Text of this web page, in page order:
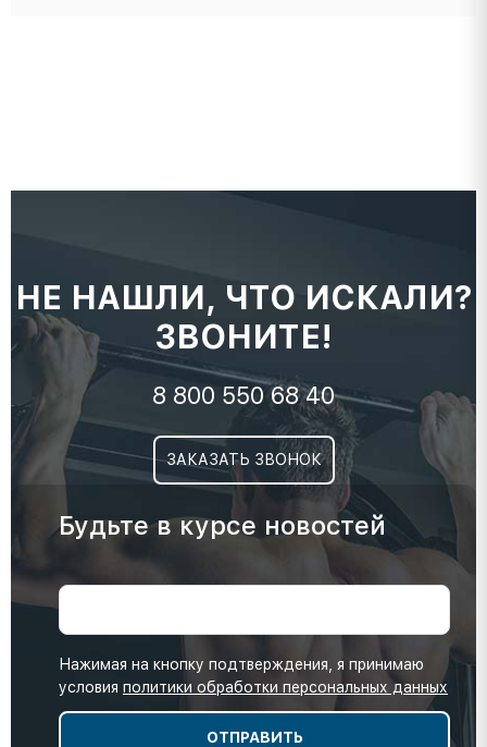
НЕ НАШЛИ, ЧТО ИСКАЛИ?
ЗВОНИТЕ!
8 800 550 68 40
ЗАКАЗАТЬ ЗВОНОК
Будьте в курсе новостей
Нажимая на кнопку подтверждения, я принимаю
условия политики обработки персональных данных